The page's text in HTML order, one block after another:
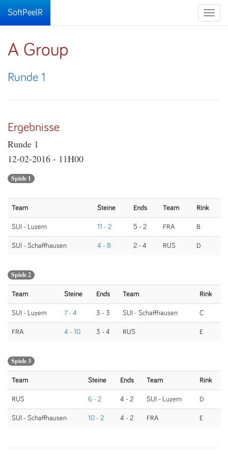
Toggle
SoftPeelR
A Group
Runde 1
Ergebnisse
Runde 1
12-02-2016 - 11H00
Spiele 1
Team Steine Ends Team Rink
SUI - Luzern 11 - 2 5 - 2 FRA B
SUI - Schaffhausen 4 - 8 2 - 4 RUS D
Spiele 2
Team Steine Ends Team Rink
SUI - Luzern 7 - 4 3 - 3 SUI - Schaffhausen C
FRA 4 - 10 3 - 4 RUS E
Spiele 3
Team Steine Ends Team Rink
RUS 6 - 2 4 - 2 SUI - Luzern D
SUI - Schaffhausen 10 - 2 4 - 2 FRA E